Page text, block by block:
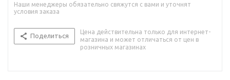
Наши менеджеры обязательно свяжутся с вами и уточнят
условия заказа
Поделиться
Цена действительна только для интернет-
магазина и может отличаться от цен в
розничных магазинах